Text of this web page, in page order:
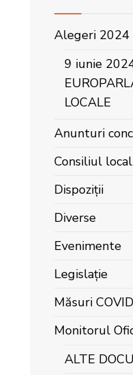
Alegeri 2024
9 iunie
LOCALE
Anunturi
Consiliul local
Dispoziții
Diverse
Evenimente
Legislație
Măsuri COVID
Monitorul
ALTE